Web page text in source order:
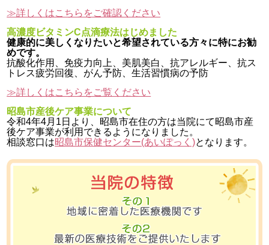
≫詳しくはこちらをご確認ください
高濃度ビタミンC点滴療法はじめました
健康的に美しくなりたいと希望されている方々に特にお勧
めです。
抗酸化作用、免疫力向上、美肌美白、抗アレルギー、抗ス
トレス疲労回復、がん予防、生活習慣病の予防
≫詳しくはこちらをご覧ください
昭島市産後ケア事業について
令和4年4月1日より、昭島市在住の方は当院にて昭島市産
後ケア事業が利用できるようになりました。
相談窓口は昭島市保健センター(あいぽっく)となります。